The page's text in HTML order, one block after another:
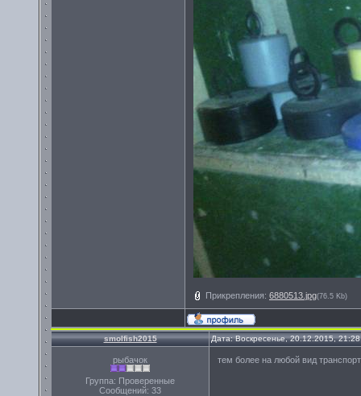
Прикрепления: 6880513.jpg(76.5 Kb)
smolfish2015 Дата: Воскресенье, 20.12.2015,
рыбачок
Группа: Проверенные
Сообщений: 33
тем более на любой вид